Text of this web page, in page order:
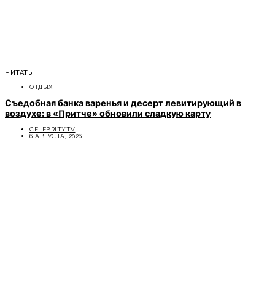
ЧИТАТЬ
ОТДЫХ
Съедобная банка варенья и десерт левитирующий в
воздухе: в «Притче» обновили сладкую карту
CELEBRITYTV
6 АВГУСТА, 2026